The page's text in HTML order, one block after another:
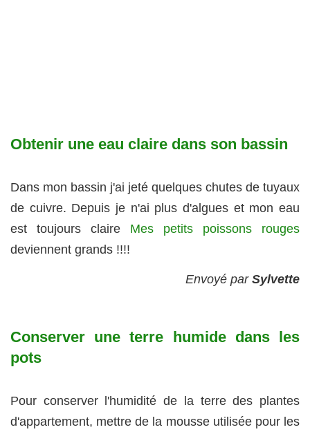
Obtenir une eau claire dans son bassin
Dans mon bassin j'ai jeté quelques chutes de tuyaux
de cuivre. Depuis je n'ai plus d'algues et mon eau
est toujours claire Mes petits poissons rouges
deviennent grands !!!!
Envoyé par Sylvette
Conserver une terre humide dans les
pots
Pour conserver l'humidité de la terre des plantes
d'appartement, mettre de la mousse utilisée pour les